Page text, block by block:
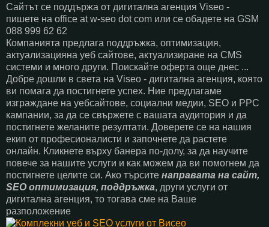
Сайтът се поддържа от дигитална агенция Viseo -
пишете на office at w-seo dot com или се обадете на GSM
088 999 62 62
Компанията предлага поддръжка, оптимизация,
актуализацияна уеб сайтове, актуализиране на CMS
системи и много други. Поискайте оферта още днес ...
Добре дошли в света на Viseo - дигитална агенция, която
ви помага да постигнете успех. Ние предлагаме
изграждане на уебсайтове, социални медии, SEO и PPC
кампании, за да се свържете с вашата аудитория и да
постигнете желаните резултати. Доверете се на нашия
екип от професионалисти и започнете да растете
онлайн. Кликнете върху банера по-долу, за да научите
повече за нашите услуги и как можем да ви помогнем да
постигнете целите си. Ако търсите направата на сайт,
SEO оптимизация, поддръжка, други услуги от
дигитална агенция, то тогава сме на Ваше
разположение